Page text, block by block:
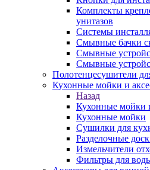
Комплекты
унитазов
Системы
Смывные бачки
Смывные
Смывные
Полотенцесушители
Кухонные мойки и
Назад
Кухонные мойки
Кухонные мойки
Сушилки для
Разделочные
Измельчители
Фильтры для